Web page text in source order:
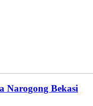
Narogong Bekasi